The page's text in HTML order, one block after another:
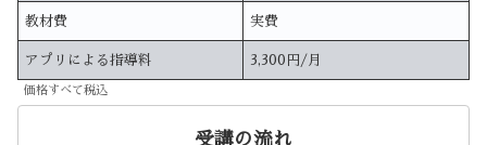
教材費 実費
アプリによる指導料 3,300円/月
価格すべて税込
受講の流れ